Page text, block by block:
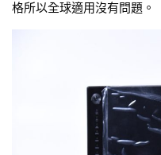
格所以全球適用沒有問題。